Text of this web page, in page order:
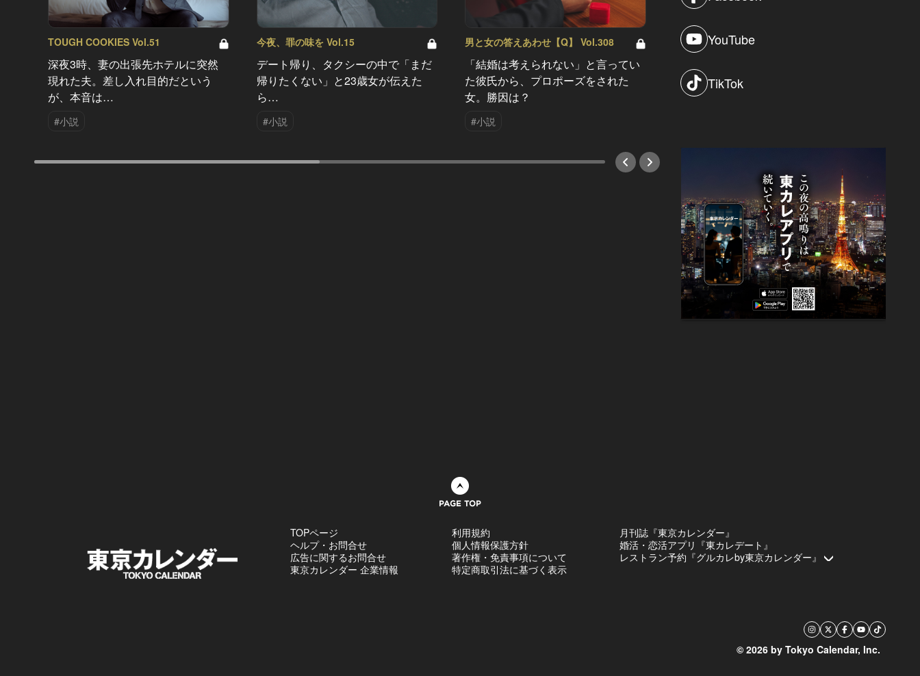
TOUGH COOKIES Vol.51
深夜3時、妻の出張先ホテルに突然
現れた夫。差し入れ目的だという
が、本音は…
#小説
今夜、罪の味を Vol.15
デート帰り、タクシーの中で「まだ
帰りたくない」と23歳女が伝えた
ら…
#小説
男と女の答えあわせ【Q】 Vol.308
「結婚は考えられない」と言ってい
た彼氏から、プロポーズをされた
女。勝因は？
#小説
男と女の答えあわせ【A】 Vol.308
際2年で突然プロポーズ。彼の心が
変わった“理由”とは
YouTube
TikTok
TOPページ
ヘルプ・お問合せ
広告に関するお問合せ
東京カレンダー 企業情報
利用規約
個人情報保護方針
著作権・免責事項について
特定商取引法に基づく表示
月刊誌『東京カレンダー』
婚活・恋活アプリ『東カレデート』
レストラン予約『グルカレby東京カレンダー』
© 2026 by Tokyo Calendar, Inc.